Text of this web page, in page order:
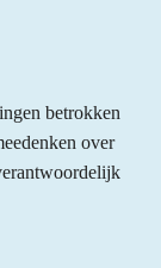
betrokken
over